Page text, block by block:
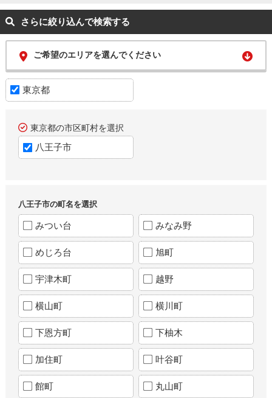
さらに絞り込んで検索する
ご希望のエリアを選んでください
東京都
東京都の市区町村を選択
八王子市
八王子市の町名を選択
みつい台 みなみ野
めじろ台 旭町
宇津木町 越野
横山町 横川町
下恩方町 下柚木
加住町 叶谷町
館町 丸山町